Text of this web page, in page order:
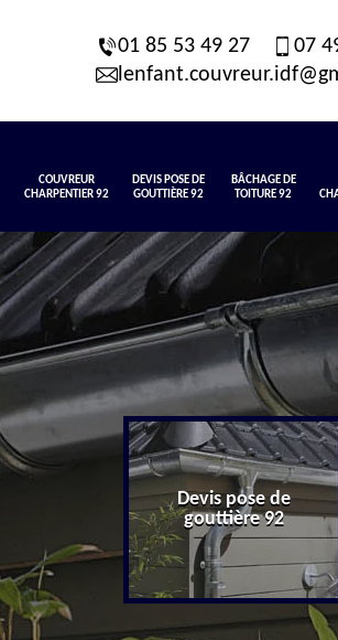
01 85 53 49 27
07
COUVREUR
CHARPENTIER 92
DEVIS POSE DE
GOUTTIÈRE 92
BÂCHAGE DE
TOITURE 92
Devis pose de
gouttière 92